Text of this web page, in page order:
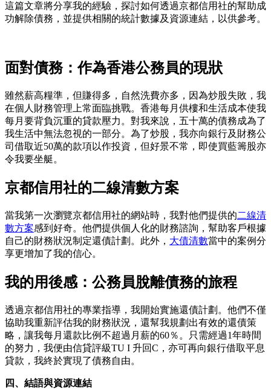
這篇文章將分享我的經驗，探討如何透過京都信用社的幫助成
功解除債務，並提供相關的統計數據及資源連結，以供參考。
面對債務：作為香港公務員的現狀
雖然薪高糧準，但賺得多，自然洗費亦多，因為炒股失敗，我
在個人財務管理上常面臨挑戰。香港每月供樓和生活成本使我
每月要背負沉重的貸款壓力。對我來說，五十萬的債務成為了
我生活中無法忽視的一部分。為了炒股，我亦向銀行及財務公
司借取近50萬的款項以作投資，但好景不常，即使買藍籌股亦
令我要坐艇。
京都信用社的二線清數方案
當我第一次瀏覽京都信用社的網站時，我對他們提供的二線清
數方案感到好奇。他們提供個人化的財務諮詢，幫助客戶根據
自己的財務狀況制定還債計劃。此外， 大債清數當中的案例分
享更增加了我的信心。
我的用後感：公務員脫離債務的旅程
透過京都信用社的專業指導，我開始實施還債計劃。他們不僅
協助我重新評估我的財務狀況，還幫我規劃出有效的還債策
略，讓我每月還款比例不超過月薪的60％。只需經過1年時間
的努力，我便由信貸評級TU I 升回C，亦可再向銀行借取平息
貸款，我終於實現了債務自由。
四、結語與資源連結